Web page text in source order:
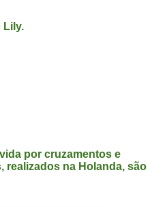
Lily.
por cruzamentos e
realizados na Holanda, são